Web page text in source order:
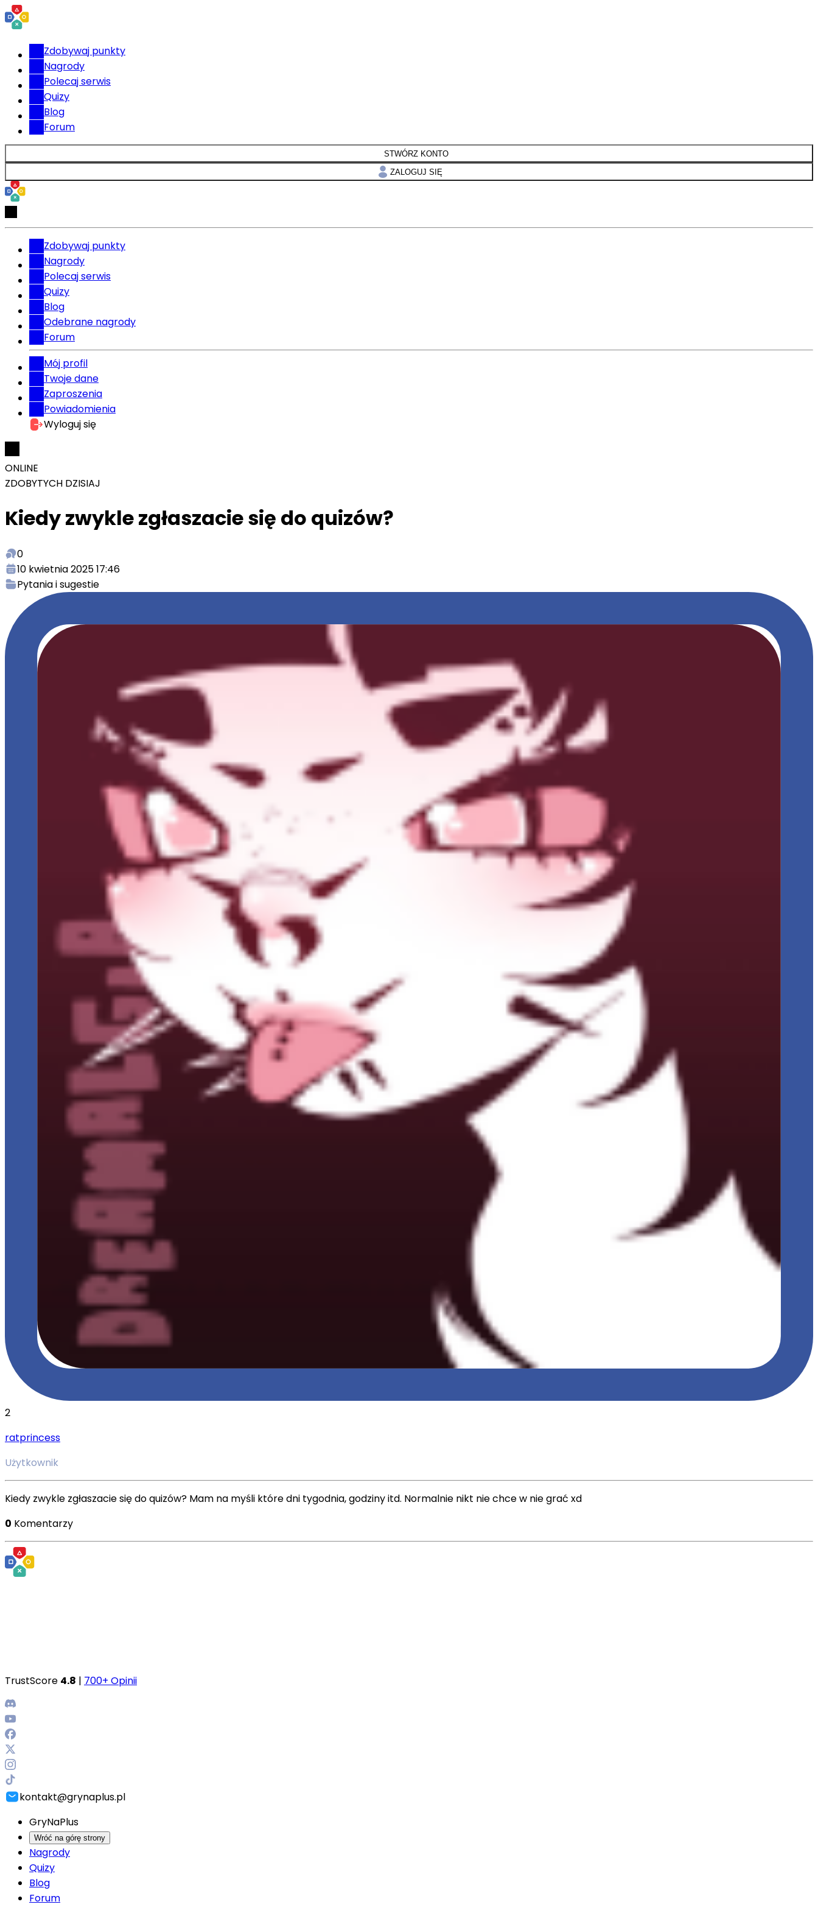
Zdobywaj punkty
Nagrody
Polecaj serwis
Quizy
Blog
Forum
STWÓRZ KONTO
ZALOGUJ SIĘ
Zdobywaj punkty
Nagrody
Polecaj serwis
Quizy
Blog
Odebrane nagrody
Forum
Mój profil
Twoje dane
Zaproszenia
Powiadomienia
Wyloguj się
ONLINE
ZDOBYTYCH DZISIAJ
Kiedy zwykle zgłaszacie się do quizów?
0
10 kwietnia 2025 17:46
Pytania i sugestie
2
ratprincess
Użytkownik
Kiedy zwykle zgłaszacie się do quizów? Mam na myśli które dni tygodnia, godziny itd. Normalnie nikt nie chce w nie grać xd
0 Komentarzy
TrustScore 4.8 | 700+ Opinii
kontakt@grynaplus.pl
GryNaPlus
Wróć na górę strony
Nagrody
Quizy
Blog
Forum